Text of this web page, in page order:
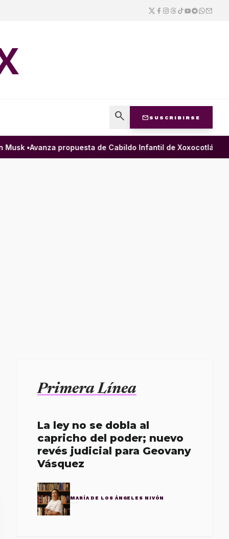
search mail SUSCRIBIRSE
•Avanza propuesta de Cabildo Infantil de Xoxocotlán
Primera Línea
La ley no se dobla al
capricho del poder; nuevo
revés judicial para Geovany
Vásquez
MARÍA DE LOS ÁNGELES NIVÓN